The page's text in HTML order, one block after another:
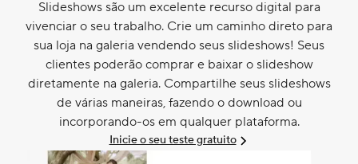
Slideshows são um excelente recurso digital para
vivenciar o seu trabalho. Crie um caminho direto para
sua loja na galeria vendendo seus slideshows! Seus
clientes poderão comprar e baixar o slideshow
diretamente na galeria. Compartilhe seus slideshows
de várias maneiras, fazendo o download ou
incorporando-os em qualquer plataforma.
Inicie o seu teste gratuito